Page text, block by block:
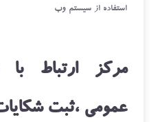
استفاده از سیستم وب
مرکز ارتباط با
عمومی ،ثبت